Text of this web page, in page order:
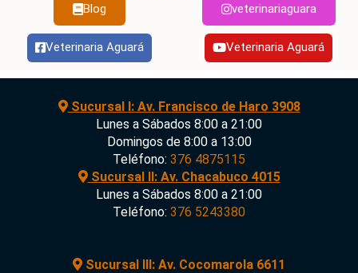
Blog veterinariaguara
Veterinaria Aguará Veterinaria Aguará
Sucursal I: Av. Francisco de Haro 3908
Lunes a Sábados 8:00 a 21:00
Domingos de 8:00 a 13:00
Teléfono: 376 4875115
Sucursal II: Av. Chacabuco 4015
Lunes a Sábados 8:00 a 21:00
Teléfono: 376 5243380
Sucursal III: Av. Cocomarola 6611